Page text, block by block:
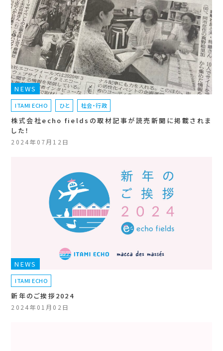
NEWS
ITAMI ECHO ひと 社会・行政
株式会社echo fieldsの取材記事が読売新聞に掲載されま
した！
2024年07月12日
NEWS
ITAMI ECHO
新年のご挨拶2024
2024年01月02日